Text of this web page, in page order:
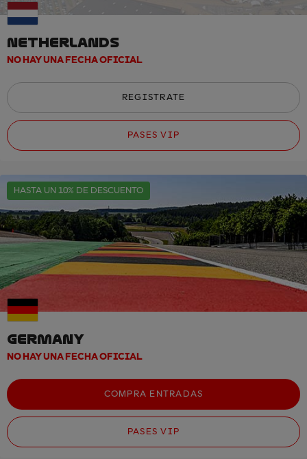
NETHERLANDS
NO HAY UNA FECHA OFICIAL
REGISTRATE
PASES VIP
HASTA UN 10% DE DESCUENTO
GERMANY
NO HAY UNA FECHA OFICIAL
COMPRA ENTRADAS
PASES VIP